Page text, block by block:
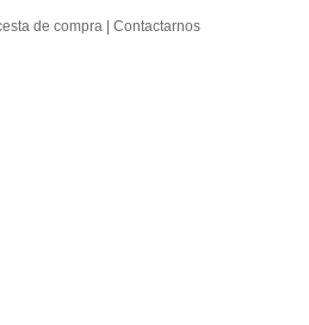
de compra Contactarnos